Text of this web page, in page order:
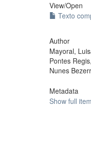
View/Open
Texto
Author
Mayoral,
Pontes
Nunes
Metadata
Show full